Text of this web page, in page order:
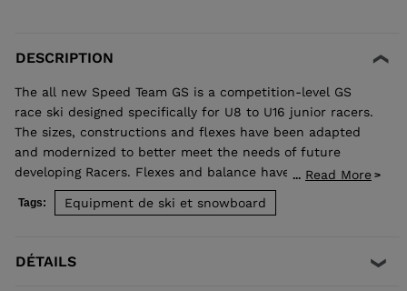
DESCRIPTION
The all new Speed Team GS is a competition-level GS
race ski designed specifically for U8 to U16 junior racers.
The sizes, constructions and flexes have been adapted
and modernized to better meet the needs of future
developing Racers. Flexes and balance have been
developed individually by size to best match the growing
junior athlete. Sandwich construction for optimized
while junior-specific sizes and flexes propel developing
... Read More
Tags: Equipment de ski et snowboard
DÉTAILS